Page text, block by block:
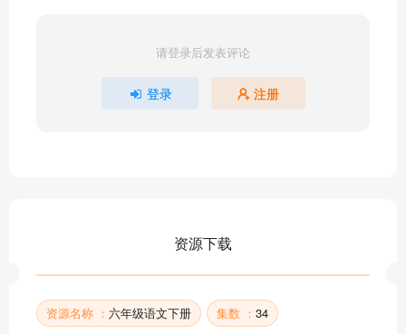
15《真理诞生于一百个问号之后》
16《表里的生物》
17《他们那时候多有趣啊》
《游园不值》
部分目录展示 ▶ 下载后解锁 34 首完整音频
请登录后发表评论
登录 注册
资源下载
资源名称 ： 六年级语文下册 集数 ： 34